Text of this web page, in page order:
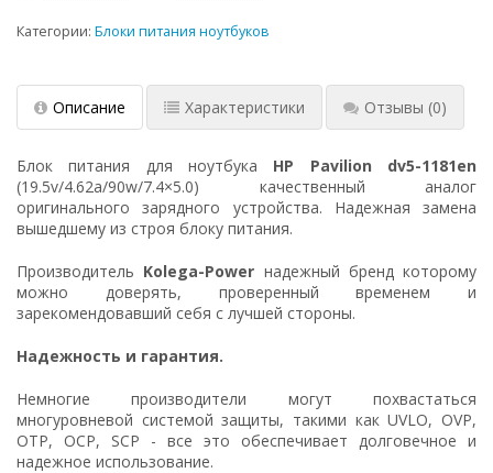
Категории: Блоки питания ноутбуков
Описание Характеристики Отзывы (0)
Блок питания для ноутбука HP Pavilion dv5-1181en
(19.5v/4.62a/90w/7.4×5.0) качественный аналог
оригинального зарядного устройства. Надежная замена
вышедшему из строя блоку питания.
Производитель Kolega-Power надежный бренд которому
можно доверять, проверенный временем и
зарекомендовавший себя с лучшей стороны.
Надежность и гарантия.
Немногие производители могут похвастаться
многуровневой системой защиты, такими как UVLO, OVP,
OTP, OCP, SCP - все это обеспечивает долговечное и
надежное использование.